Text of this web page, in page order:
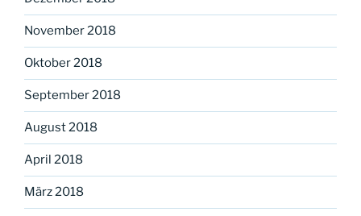
November 2018
Oktober 2018
September 2018
August 2018
April 2018
März 2018